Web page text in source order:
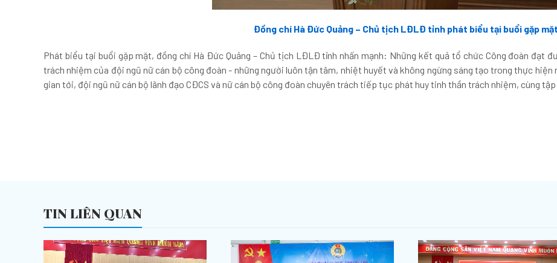
Đồng chí Hà Đức Quảng – Chủ tịch LĐLĐ tỉnh phát biểu tại buổi gặp mặt
Phát biểu tại buổi gặp mặt, đồng chí Hà Đức Quảng – Chủ tịch LĐLĐ tỉnh nhấn mạnh: Những kết quả tổ chức Công đoàn đạt
trách nhiệm của đội ngũ nữ cán bộ công đoàn - những người luôn tận tâm, nhiệt huyết và không ngừng sáng tạo trong thực
gian tới, đội ngũ nữ cán bộ lãnh đạo CĐCS và nữ cán bộ công đoàn chuyên trách tiếp tục phát huy tinh thần trách nhiệm, cùng
TIN LIÊN QUAN